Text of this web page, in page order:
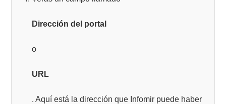
Dirección del portal
o
URL
. Aquí está la dirección que Infomir puede haber